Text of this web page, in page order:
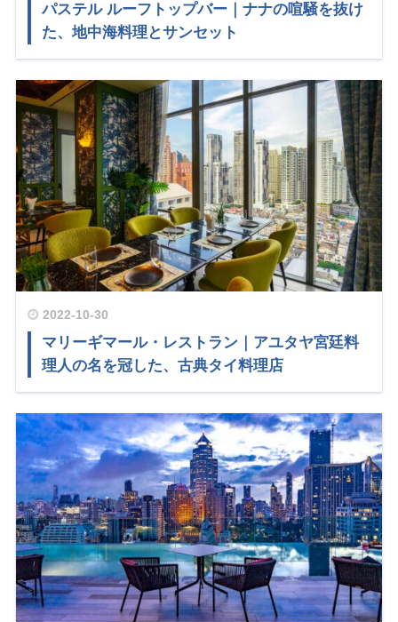
パステル ルーフトップバー｜ナナの喧騒を抜け
た、地中海料理とサンセット
2022-10-30
マリーギマール・レストラン｜アユタヤ宮廷料
理人の名を冠した、古典タイ料理店